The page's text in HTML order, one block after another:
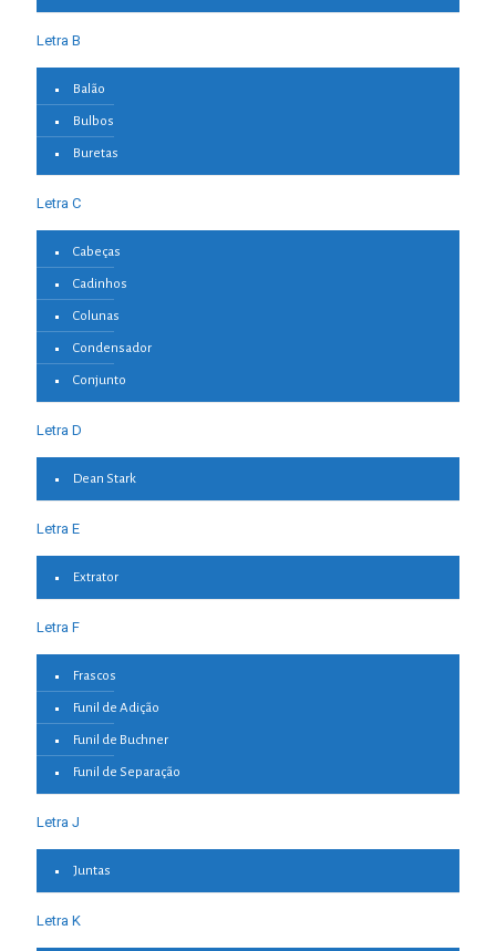
Letra B
Balão
Bulbos
Buretas
Letra C
Cabeças
Cadinhos
Colunas
Condensador
Conjunto
Letra D
Dean Stark
Letra E
Extrator
Letra F
Frascos
Funil de Adição
Funil de Buchner
Funil de Separação
Letra J
Juntas
Letra K